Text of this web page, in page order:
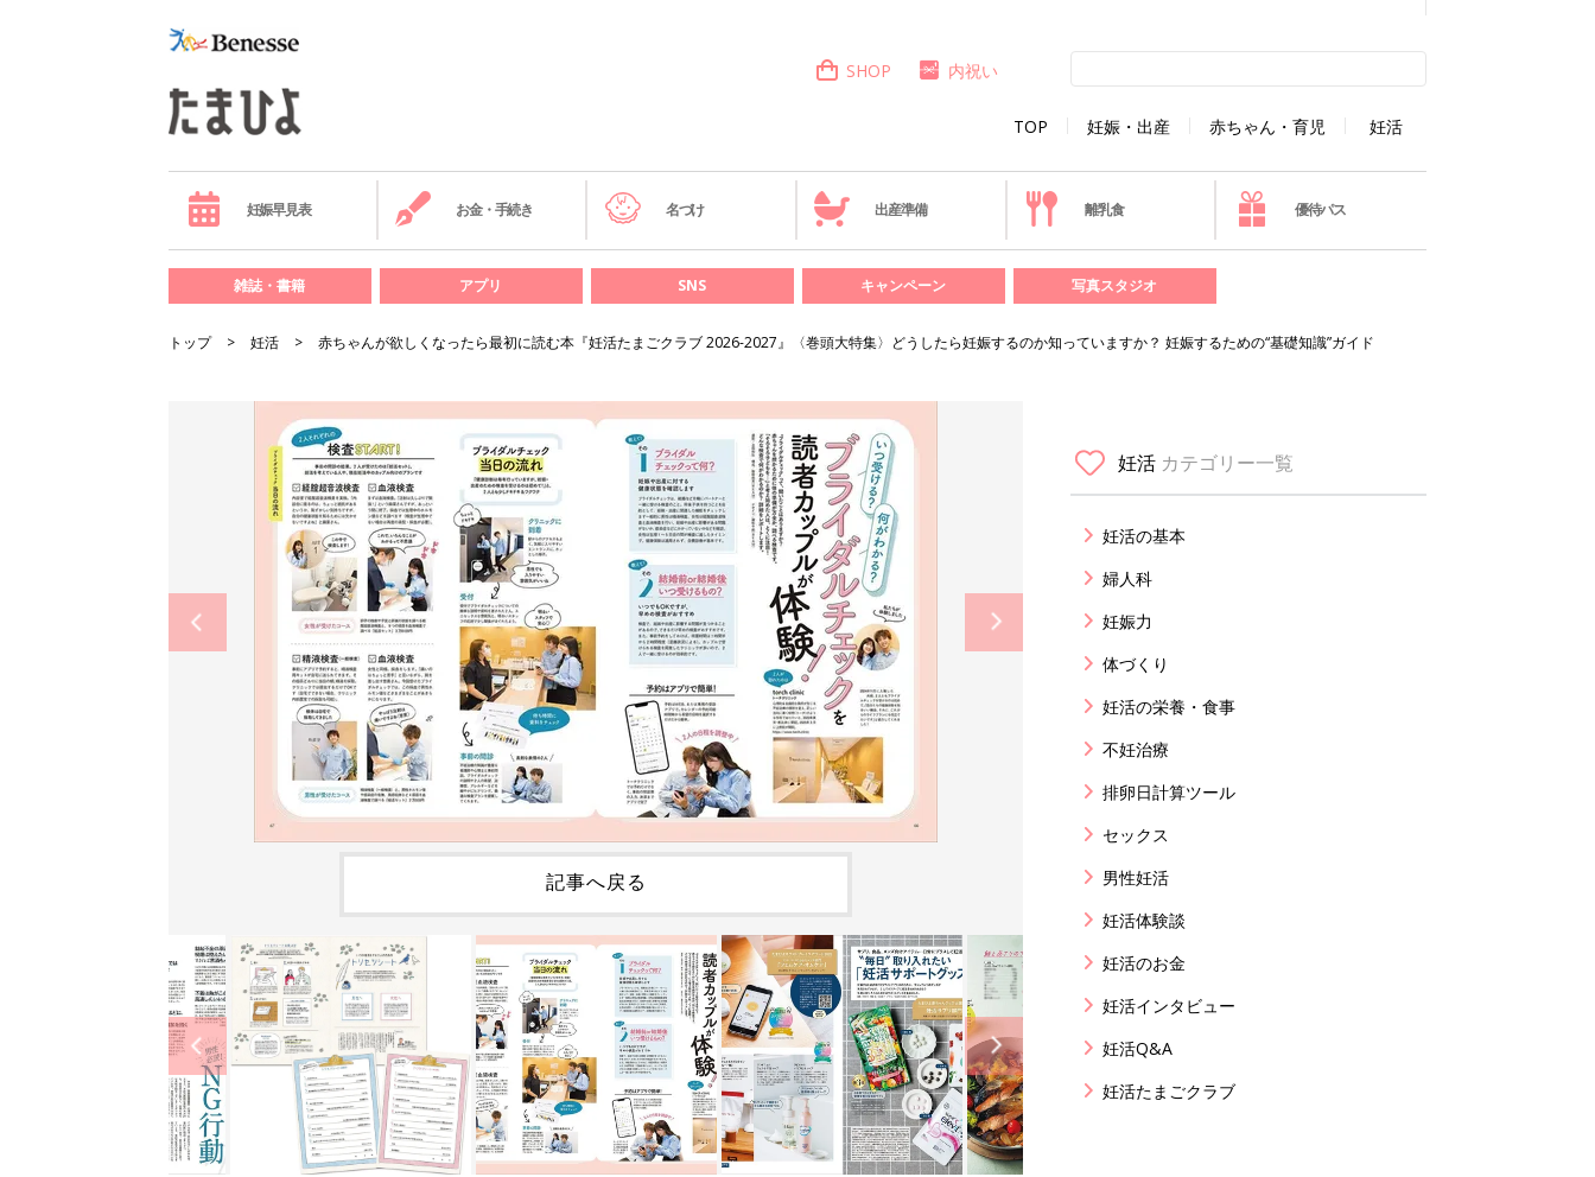
TOP 妊娠・出産 赤ちゃん・育児 妊活
SHOP 内祝い
妊娠早見表 お金・手続き 名づけ 出産準備 離乳食 優待パス
雑誌・書籍 アプリ SNS キャンペーン 写真スタジオ
トップ 妊活 赤ちゃんが欲しくなったら最初に読む本『妊活たまごクラブ 2026-2027』〈巻頭大特集〉どうしたら妊娠するのか知っていますか？ 妊娠するための“基礎知識”ガイド
記事へ戻る
妊活 カテゴリー一覧
妊活の基本
婦人科
妊娠力
体づくり
妊活の栄養・食事
不妊治療
排卵日計算ツール
セックス
男性妊活
妊活体験談
妊活のお金
妊活インタビュー
妊活Q&A
妊活たまごクラブ